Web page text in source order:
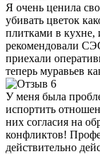
Я очень ценила
убивать цветок
плитками в кухне,
рекомендовали
приехали
теперь муравьев
У меня была
испортить
них согласия на
конфликтов!
действительно